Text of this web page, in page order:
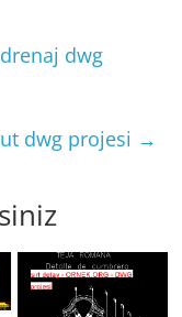
dwg
dwg projesi →